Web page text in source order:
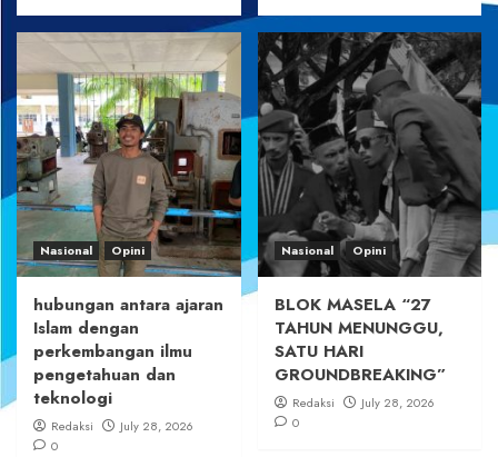
Nasional Opini
hubungan antara ajaran
Islam dengan
perkembangan ilmu
pengetahuan dan
teknologi
Redaksi
July 28, 2026
0
Nasional Opini
BLOK MASELA “27
TAHUN MENUNGGU,
SATU HARI
GROUNDBREAKING”
Redaksi
July 28, 2026
0